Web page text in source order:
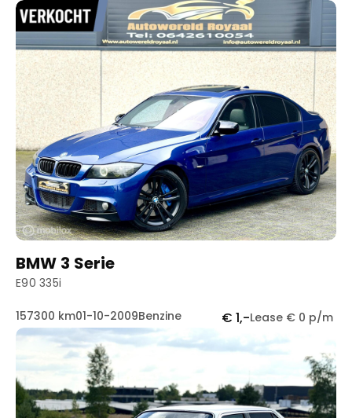
BMW 3 Serie
E90 335i
157300 km01-10-2009Benzine € 1,-Lease € 0 p/m